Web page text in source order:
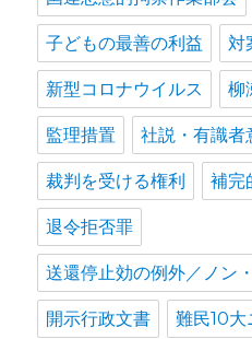
子どもの最善の利益 対
新型コロナウイルス 柳
監理措置 社説・有識者
裁判を受ける権利 補完
退令拒否罪
送還停止効の例外／ノン
開示行政文書 難民10大